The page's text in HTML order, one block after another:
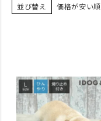
並び替え 価格が安い順